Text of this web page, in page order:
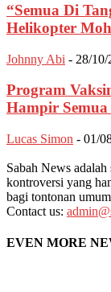
“Semua Di
Helikopter
Johnny Abi - 28/10/
Program
Hampir
Lucas Simon - 01/
Sabah News
kontroversi yang
bagi tontonan
Contact us:
EVEN MORE